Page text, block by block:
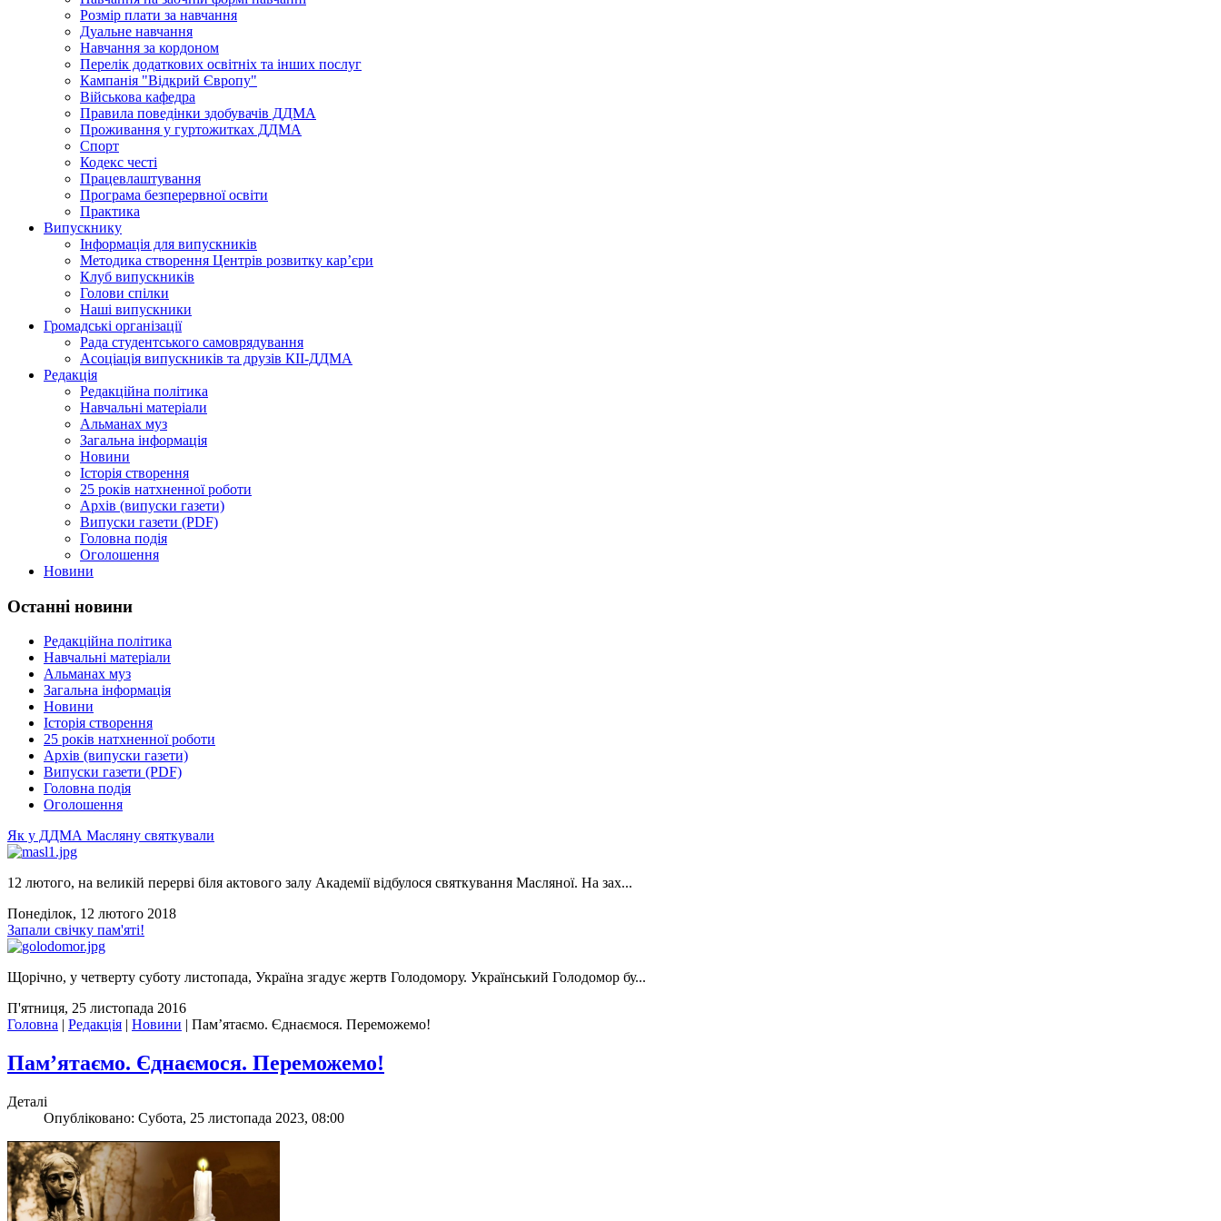
Розмір плати за навчання
Дуальне навчання
Навчання за кордоном
Перелік додаткових освітніх та інших послуг
Кампанія "Відкрий Європу"
Військова кафедра
Правила поведінки здобувачів ДДМА
Проживання у гуртожитках ДДМА
Спорт
Кодекс честі
Працевлаштування
Програма безперервної освіти
Практика
Випускнику
Інформація для випускників
Методика створення Центрів розвитку кар’єри
Клуб випускників
Голови спілки
Наші випускники
Громадські організації
Рада студентського самоврядування
Асоціація випускників та друзів КІІ-ДДМА
Редакція
Редакційна політика
Навчальні матеріали
Альманах муз
Загальна інформація
Новини
Історія створення
25 років натхненної роботи
Архів (випуски газети)
Випуски газети (PDF)
Головна подія
Оголошення
Новини
Останні новини
Редакційна політика
Навчальні матеріали
Альманах муз
Загальна інформація
Новини
Історія створення
25 років натхненної роботи
Архів (випуски газети)
Випуски газети (PDF)
Головна подія
Оголошення
Як у ДДМА Масляну святкували
12 лютого, на великій перерві біля актового залу Академії відбулося святкування Масляної. На зах...
Понеділок, 12 лютого 2018
Запали свічку пам'яті!
Щорічно, у четверту суботу листопада, Україна згадує жертв Голодомору. Український Голодомор бу...
П'ятниця, 25 листопада 2016
Головна | Редакція | Новини | Пам’ятаємо. Єднаємося. Переможемо!
Пам’ятаємо. Єднаємося. Переможемо!
Деталі
Опубліковано: Субота, 25 листопада 2023, 08:00